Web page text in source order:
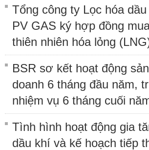
Tổng công ty Lọc hóa
PV GAS ký hợp đồng
thiên nhiên hóa lỏng
BSR sơ kết hoạt động
doanh 6 tháng đầu năm,
nhiệm vụ 6 tháng cuối
Tình hình hoạt động gia
dầu khí và kế hoạch tiếp